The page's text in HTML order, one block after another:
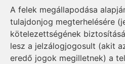
A felek megállapodása
tulajdonjog megterhelésére
kötelezettségének
lesz a jelzálogjogosult (akit
eredő jogok megilletnek) a